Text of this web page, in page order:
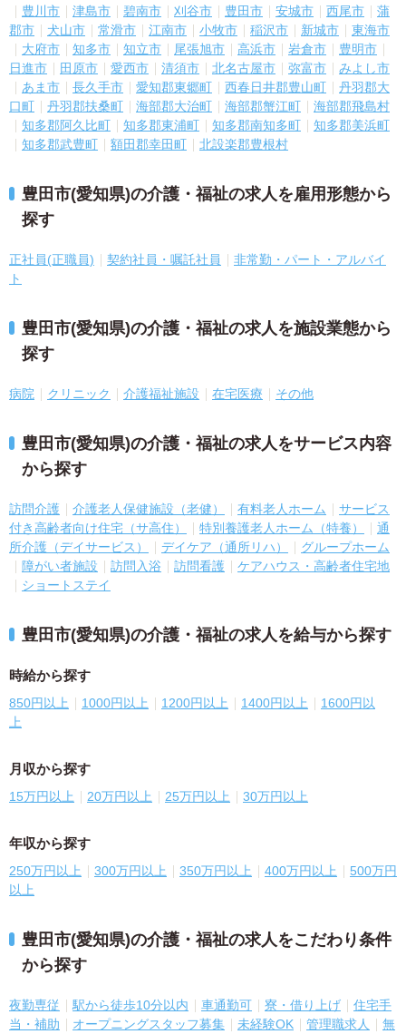
豊川市
津島市 碧南市 刈谷市 豊田市 安城市 西尾市
蒲
郡市
犬山市 常滑市 江南市 小牧市 稲沢市 新城市
東海市
大府市
知多市 知立市 尾張旭市 高浜市 岩倉市
豊明市
日進市
田原市 愛西市 清須市 北名古屋市 弥富市
みよし市
あま市
長久手市 愛知郡東郷町 西春日井郡豊山町
丹羽郡大
口町
丹羽郡扶桑町 海部郡大治町 海部郡蟹江町
海部郡飛島村
知多郡阿久比町
知多郡東浦町 知多郡南知多町
知多郡美浜町
知多郡武豊町
額田郡幸田町 北設楽郡豊根村
豊田市(愛知県)の介護・福祉の求人を雇用形態から
探す
正社員(正職員) 契約社員・嘱託社員
非常勤・パート・アルバイ
ト
豊田市(愛知県)の介護・福祉の求人を施設業態から
探す
病院 クリニック 介護福祉施設 在宅医療 その他
豊田市(愛知県)の介護・福祉の求人をサービス内容
から探す
訪問介護 介護老人保健施設（老健） 有料老人ホーム
サービス
付き高齢者向け住宅（サ高住）
特別養護老人ホーム（特養）
通
所介護（デイサービス）
デイケア（通所リハ）
グループホーム
障がい者施設
訪問入浴 訪問看護
ケアハウス・高齢者住宅地
ショートステイ
豊田市(愛知県)の介護・福祉の求人を給与から探す
時給から探す
850円以上 1000円以上 1200円以上 1400円以上
1600円以
上
月収から探す
15万円以上 20万円以上 25万円以上 30万円以上
年収から探す
250万円以上 300万円以上 350万円以上 400万円以上
500万円
以上
豊田市(愛知県)の介護・福祉の求人をこだわり条件
から探す
夜勤専従 駅から徒歩10分以内 車通勤可 寮・借り上げ
住宅手
当・補助
オープニングスタッフ募集 未経験OK 管理職求人
無